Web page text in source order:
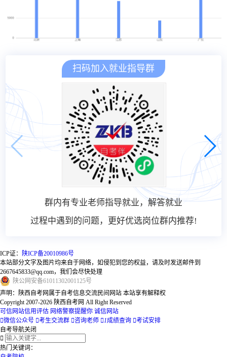
扫码加入就业指导群
群内有专业老师指导就业，解答就业
过程中遇到的问题，更好优选岗位群内推荐!
ICP证：
陕ICP备20010986号
本站部分文字及图片均来自于网络，如侵犯到您的权益，请及时发送邮件到
2667645833@qq.com，我们会尽快处理
陕公网安备61011302001125号
声明：陕西自考网属于自考信息交流民间网站 本站享有解释权
Copyright 2007-2026 陕西自考网 All Right Reserved
可信网站信用评估 网络警察提醒你 诚信网站
微信公众号 考生交流群 咨询老师 1成绩查询 考试安排
自考导航关闭

热门关键词：